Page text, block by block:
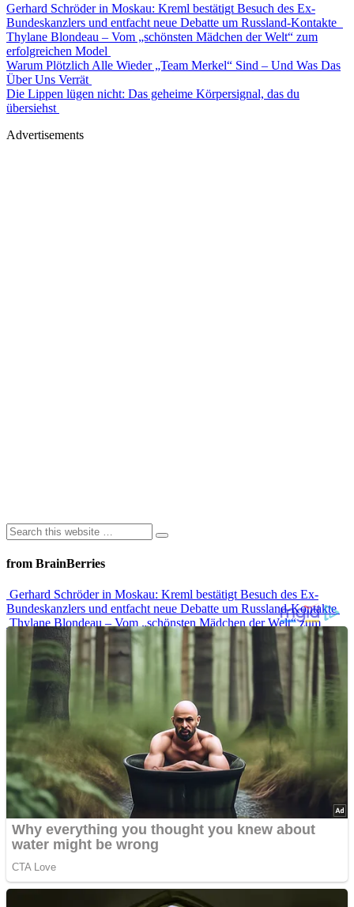
Gerhard Schröder in Moskau: Kreml bestätigt Besuch des Ex-
Bundeskanzlers und entfacht neue Debatte um Russland-Kontakte
Thylane Blondeau – Vom „schönsten Mädchen der Welt“ zum
erfolgreichen Model
Warum Plötzlich Alle Wieder „Team Merkel“ Sind – Und Was Das
Über Uns Verrät
Die Lippen lügen nicht: Das geheime Körpersignal, das du
übersiehst
Advertisements
from BrainBerries
Gerhard Schröder in Moskau: Kreml bestätigt Besuch des Ex-
Bundeskanzlers und entfacht neue Debatte um Russland-Kontakte
Thylane Blondeau – Vom „schönsten Mädchen der Welt“ zum
erfolgreichen Model
Warum Plötzlich Alle Wieder „Team Merkel“ Sind – Und Was Das
Über Uns Verrät
Die Lippen lügen nicht: Das geheime Körpersignal, das du
übersiehst
10 Faszinierende Tattoo-Traditionen Und Geschichten
Advertisements